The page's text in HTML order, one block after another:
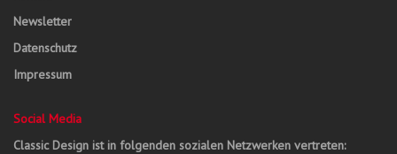
Newsletter
Datenschutz
Impressum
Social Media
Classic Design ist in folgenden sozialen Netzwerken vertreten: